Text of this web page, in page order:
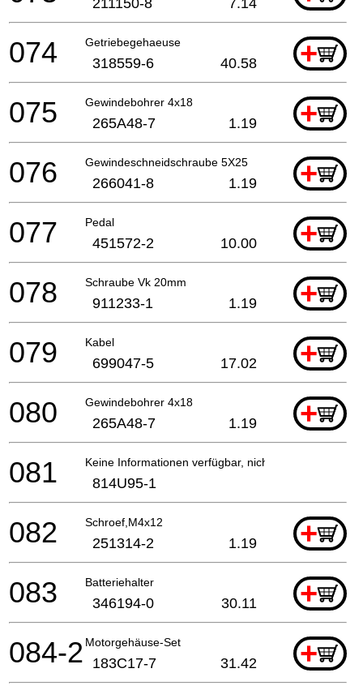
Getriebegehaeuse +
074 318559-6 40.58
Gewindebohrer 4x18 +
075 265A48-7 1.19
Gewindeschneidschraube 5X25 +
076 266041-8 1.19
Pedal +
077 451572-2 10.00
Schraube Vk 20mm +
078 911233-1 1.19
Kabel +
079 699047-5 17.02
Gewindebohrer 4x18 +
080 265A48-7 1.19
Keine Informationen verfügbar, nicht bestellbar
081 814U95-1
Schroef,M4x12 +
082 251314-2 1.19
Batteriehalter +
083 346194-0 30.11
Motorgehäuse-Set +
084-2 183C17-7 31.42